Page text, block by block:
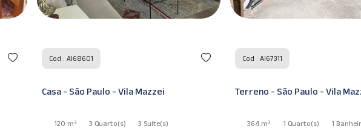
Cod : AI68601
Casa - São Paulo - Vila Mazzei
120 m² 3 Quarto(s) 3 Suíte(s)
Cod : AI67311
Terreno - São Paulo - Vila
364 m² 1 Quarto(s) 1